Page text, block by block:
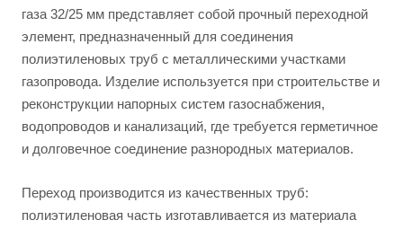
газа 32/25 мм представляет собой прочный переходной
элемент, предназначенный для соединения
полиэтиленовых труб с металлическими участками
газопровода. Изделие используется при строительстве и
реконструкции напорных систем газоснабжения,
водопроводов и канализаций, где требуется герметичное
и долговечное соединение разнородных материалов.
Переход производится из качественных труб:
полиэтиленовая часть изготавливается из материала